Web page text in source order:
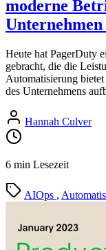
moderne
Heute hat PagerDuty
gebracht, die die
Automatisierung
des Unternehmens
Hannah Culver
6 min Lesezeit
AIOps ,